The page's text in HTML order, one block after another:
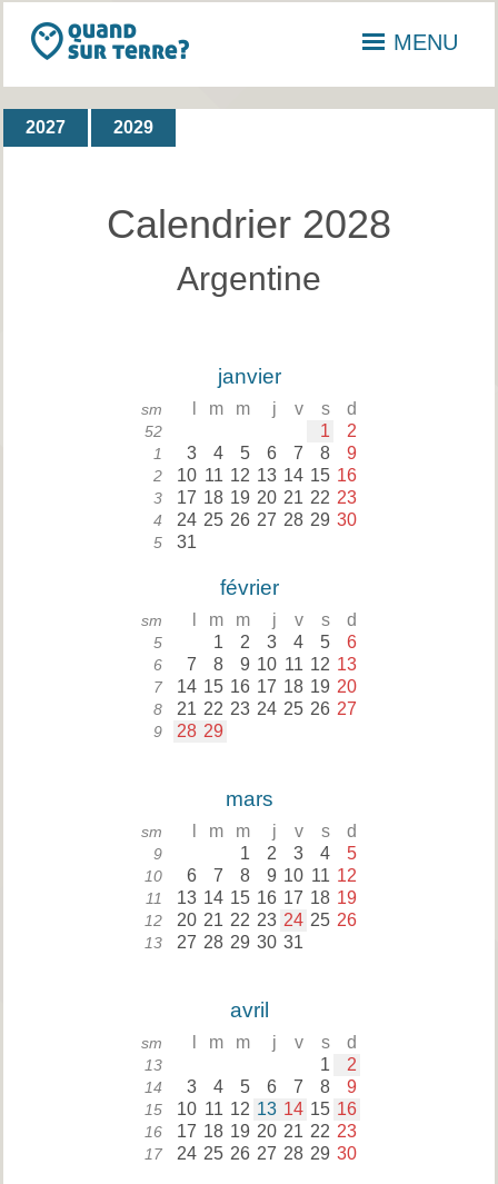
MENU
2027 2029
Calendrier 2028
Argentine
janvier
sm m m j v s d
52 1 2
1 3 4 5 6 7 8 9
2 10 11 12 13 14 15 16
3 17 18 19 20 21 22 23
4 24 25 26 27 28 29 30
5 31
février
sm m m j v s d
5 1 2 3 4 5 6
6 7 8 9 10 11 12 13
7 14 15 16 17 18 19 20
8 21 22 23 24 25 26 27
9 28 29
mars
sm m m j v s d
9 1 2 3 4 5
10 6 7 8 9 10 11 12
11 13 14 15 16 17 18 19
12 20 21 22 23 24 25 26
13 27 28 29 30 31
avril
sm m m j v s d
13 1 2
14 3 4 5 6 7 8 9
15 10 11 12 13 14 15 16
16 17 18 19 20 21 22 23
17 24 25 26 27 28 29 30